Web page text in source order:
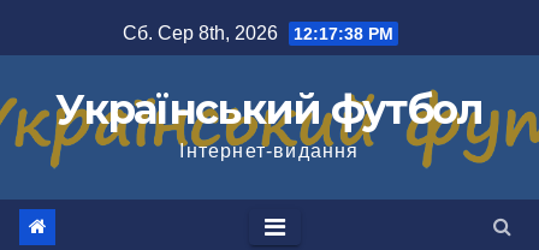
до
Сб. Сер 8th, 2026 12:17:38 PM
Український футбол
Інтернет-видання